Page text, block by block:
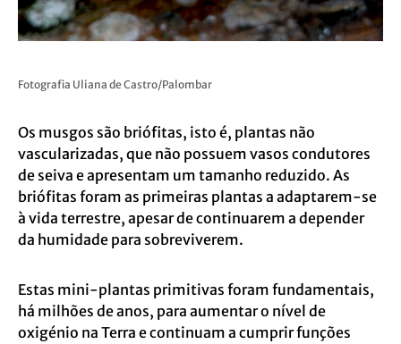
Fotografia Uliana de Castro/Palombar
Os musgos são briófitas, isto é, plantas não
vascularizadas, que não possuem vasos condutores
de seiva e apresentam um tamanho reduzido. As
briófitas foram as primeiras plantas a adaptarem-se
à vida terrestre, apesar de continuarem a depender
da humidade para sobreviverem.
Estas mini-plantas primitivas foram fundamentais,
há milhões de anos, para aumentar o nível de
oxigénio na Terra e continuam a cumprir funções